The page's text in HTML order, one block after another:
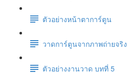
ตัวอย่างหน้าตาการ์ตูน
วาดการ์ตูนจากภาพถ่ายจริง
ตัวอย่างงานวาด บทที่ 5